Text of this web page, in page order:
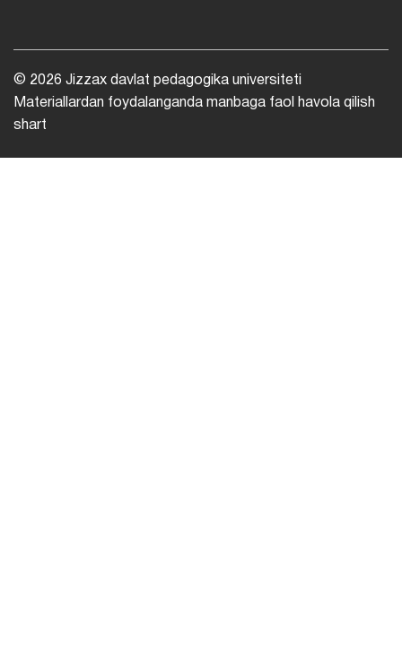
© 2026 Jizzax davlat pedagogika universiteti
Materiallardan foydalanganda manbaga faol havola qilish
shart